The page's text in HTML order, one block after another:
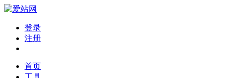
登录
注册
首页